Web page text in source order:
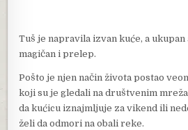
Tuš je napravila izvan kuće, a
magičan i prelep.
Pošto je njen način života postao
koji su je gledali na društvenim
da kućicu iznajmljuje za vikend ili
želi da odmori na obali reke.